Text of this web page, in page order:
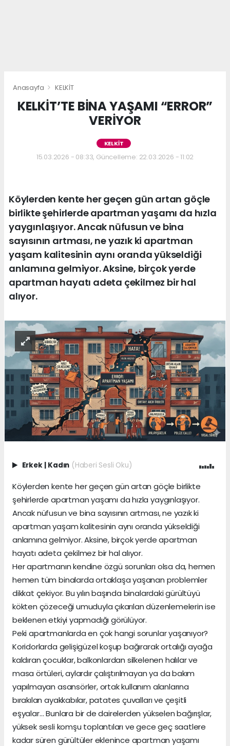
Anasayfa KELKİT
KELKİT’TE BİNA YAŞAMI “ERROR”
VERİYOR
KELKİT
15.03.2026 - 08:33, Güncelleme: 22.03.2026 - 11:02
Köylerden kente her geçen gün artan göçle
birlikte şehirlerde apartman yaşamı da hızla
yaygınlaşıyor. Ancak nüfusun ve bina
sayısının artması, ne yazık ki apartman
yaşam kalitesinin aynı oranda yükseldiği
anlamına gelmiyor. Aksine, birçok yerde
apartman hayatı adeta çekilmez bir hal
alıyor.
Erkek | Kadın (Haberi Sesli Oku)
Köylerden kente her geçen gün artan göçle birlikte
şehirlerde apartman yaşamı da hızla yaygınlaşıyor.
Ancak nüfusun ve bina sayısının artması, ne yazık ki
apartman yaşam kalitesinin aynı oranda yükseldiği
anlamına gelmiyor. Aksine, birçok yerde apartman
hayatı adeta çekilmez bir hal alıyor.
Her apartmanın kendine özgü sorunları olsa da, hemen
hemen tüm binalarda ortaklaşa yaşanan problemler
dikkat çekiyor. Bu yılın başında binalardaki gürültüyü
kökten çözeceği umuduyla çıkarılan düzenlemelerin ise
beklenen etkiyi yapmadığı görülüyor.
Peki apartmanlarda en çok hangi sorunlar yaşanıyor?
Koridorlarda gelişigüzel koşup bağırarak ortalığı ayağa
kaldıran çocuklar, balkonlardan silkelenen halılar ve
masa örtüleri, aylardır çalıştırılmayan ya da bakım
yapılmayan asansörler, ortak kullanım alanlarına
bırakılan ayakkabılar, patates çuvalları ve çeşitli
eşyalar… Bunlara bir de dairelerden yükselen bağırışlar,
yüksek sesli komşu toplantıları ve gece geç saatlere
kadar süren gürültüler eklenince apartman yaşamı